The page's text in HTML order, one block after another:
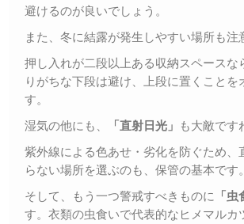
避けるのが良いでしょう。
また、冬に結露が発生しやすい場所も注
押し入れが二段以上ある収納スペースな
りがちな下段は避け、上段に置くことを
す。
湿気の他にも、
「直射日光」
も大敵です
紫外線による色あせ・劣化を防ぐため、
らない場所を選ぶのも、保管の基本です。
そして、もう一つ警戒すべきものに
「虫
す。衣類の虫食いで代表的なヒメマルカ